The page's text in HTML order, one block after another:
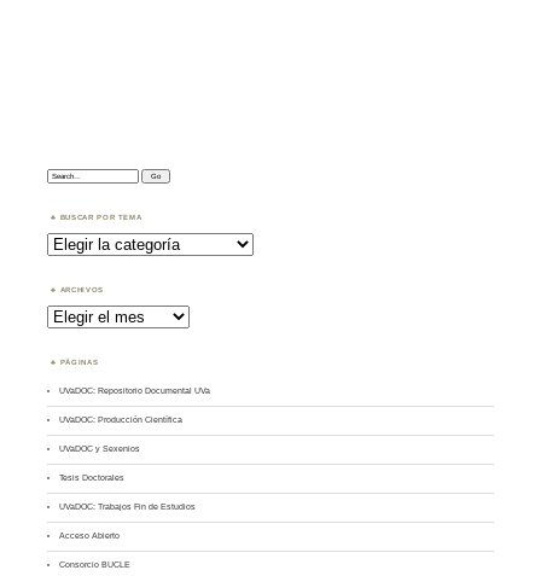
Search:
BUSCAR POR TEMA
Buscar
por
Tema
ARCHIVOS
Archivos
PÁGINAS
UVaDOC: Repositorio Documental UVa
UVaDOC: Producción Científica
UVaDOC y Sexenios
Tesis Doctorales
UVaDOC: Trabajos Fin de Estudios
Acceso Abierto
Consorcio BUCLE